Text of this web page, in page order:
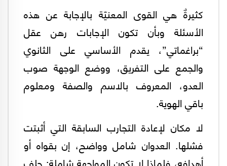
كثيرةٌ هي القوى المعنيّة بالإجابة عن هذه
الأسئلة وبأن تكون الإجابات رهن عقل
“براغماتي”، يقدم الأساسي على الثانوي
والجمع على التفريق، ووضع الوجهة صوب
العدو، المعروف بالاسم والصفة ومعلوم
باقي الهوية.
لا مكان لإعادة التجارب السابقة التي أثبتت
فشلها. العدوان شامل وواضح، إن بقواه أو
أهدافه، فلماذا لا تكون المواجهة شاملة: حلف